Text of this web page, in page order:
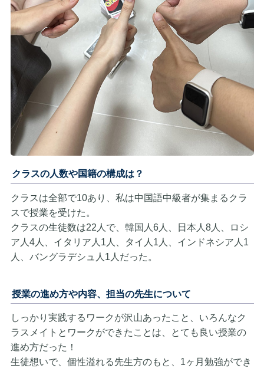
クラスの人数や国籍の構成は？
クラスは全部で10あり、私は中国語中級者が集まるクラ
スで授業を受けた。
クラスの生徒数は22人で、韓国人6人、日本人8人、ロシ
ア人4人、イタリア人1人、タイ人1人、インドネシア人1
人、バングラデシュ人1人だった。
授業の進め方や内容、担当の先生について
しっかり実践するワークが沢山あったこと、いろんなク
ラスメイトとワークができたことは、とても良い授業の
進め方だった！
生徒想いで、個性溢れる先生方のもと、1ヶ月勉強ができ